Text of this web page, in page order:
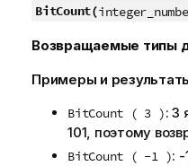
BitCount(
Возвращаемые типы
Примеры и
BitCount ( 3 ): 3
101, поэтому
BitCount ( -1 ):